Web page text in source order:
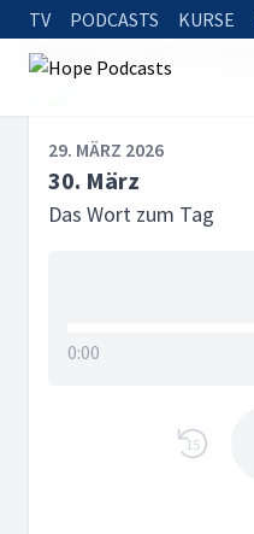
TV PODCASTS KURSE
Startseite
29. MÄRZ 2026
30. März
Das Wort zum Tag
0:00
15